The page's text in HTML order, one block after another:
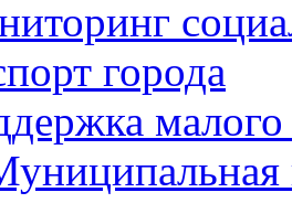
города
малого